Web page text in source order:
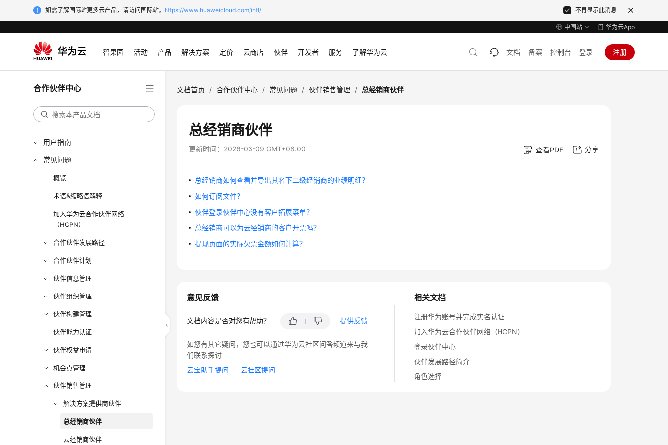
如需了解国际站更多云产品，请访问国际站。 https://www.huaweicloud.com/intl/ 不再显示此消息
中国站 华为云App
智果园 活动 产品 解决方案 定价 云商店 伙伴 开发者 服务 了解华为云 文档 备案 控制台 登录 注册
合作伙伴中心
用户指南
常见问题
概览
术语&缩略语解释
加入华为云合作伙伴网络
（HCPN）
合作伙伴发展路径
合作伙伴计划
伙伴信息管理
伙伴组织管理
伙伴构建管理
伙伴能力认证
伙伴权益申请
机会点管理
伙伴销售管理
解决方案提供商伙伴
总经销商伙伴
云经销商伙伴
文档首页 / 合作伙伴中心 / 常见问题 / 伙伴销售管理 / 总经销商伙伴
总经销商伙伴
更新时间： 2026-03-09 GMT+08:00 查看PDF 分享
总经销商如何查看并导出其名下二级经销商的业绩明细？
如何订阅文件？
伙伴登录伙伴中心没有客户拓展菜单？
总经销商可以为云经销商的客户开票吗？
提现页面的实际欠票金额如何计算？
相关文档
注册华为账号并完成实名认证
加入华为云合作伙伴网络（HCPN）
登录伙伴中心
伙伴发展路径简介
角色选择
意见反馈
文档内容是否对您有帮助？ 提供反馈
如您有其它疑问，您也可以通过华为云社区问答频道来与我
们联系探讨
云宝助手提问
云社区提问